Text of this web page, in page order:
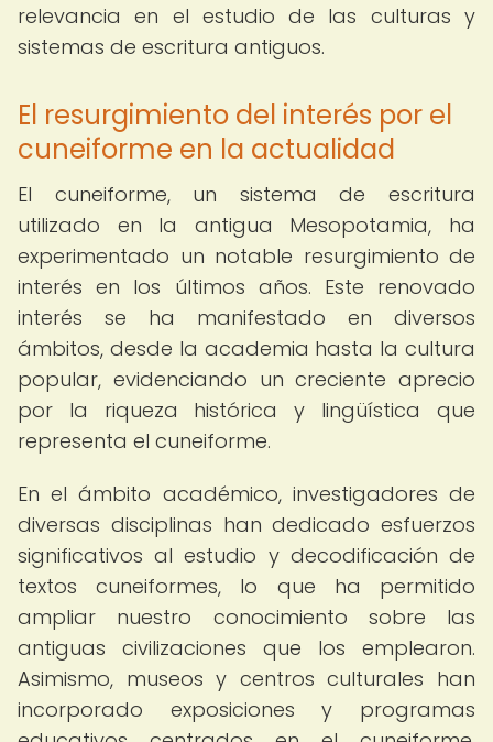
relevancia en el estudio de las culturas y
sistemas de escritura antiguos.
El resurgimiento del interés por el
cuneiforme en la actualidad
El cuneiforme, un sistema de escritura
utilizado en la antigua Mesopotamia, ha
experimentado un notable resurgimiento de
interés en los últimos años. Este renovado
interés se ha manifestado en diversos
ámbitos, desde la academia hasta la cultura
popular, evidenciando un creciente aprecio
por la riqueza histórica y lingüística que
representa el cuneiforme.
En el ámbito académico, investigadores de
diversas disciplinas han dedicado esfuerzos
significativos al estudio y decodificación de
textos cuneiformes, lo que ha permitido
ampliar nuestro conocimiento sobre las
antiguas civilizaciones que los emplearon.
Asimismo, museos y centros culturales han
incorporado exposiciones y programas